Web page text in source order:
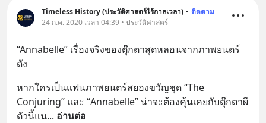
Timeless History (ประวัติศาสตร์ไร้กาลเวลา) • ติดตาม
24 ก.ค. 2020 เวลา 04:39 • ประวัติศาสตร์
“Annabelle” เรื่องจริงของตุ๊กตาสุดหลอนจากภาพยนตร์
ดัง
หากใครเป็นแฟนภาพยนตร์สยองขวัญชุด “The
Conjuring” และ “Annabelle” น่าจะต้องคุ้นเคยกับตุ๊กตาผี
ตัวนี้แน... อ่านต่อ